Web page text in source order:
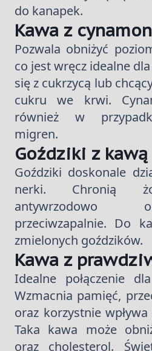
do kanapek.
Kawa z
Pozwala obniżyć
co jest wręcz idealne
się z cukrzycą lub
cukru we krwi.
również w
migren.
Goździki z kawą
Goździki doskonale
nerki. Chronią
antywrzodowo
przeciwzapalnie. Do
zmielonych goździków.
Kawa z
Idealne połączenie
Wzmacnia pamięć,
oraz korzystnie
Taka kawa może
oraz cholesterol.